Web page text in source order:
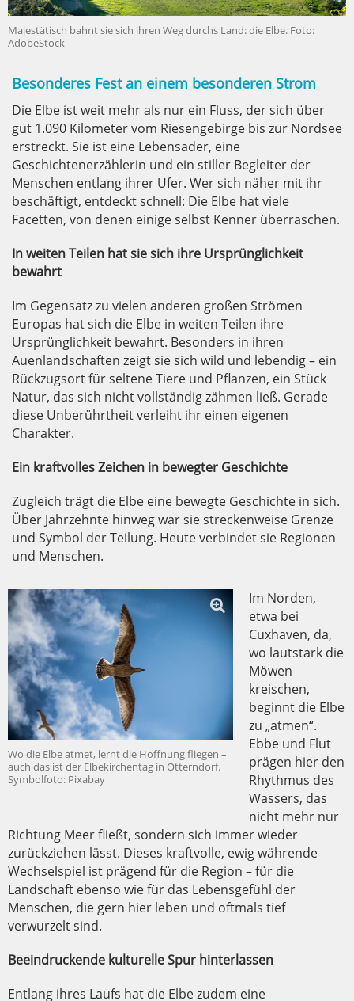
Majestätisch bahnt sie sich ihren Weg durchs Land: die Elbe. Foto:
AdobeStock
Besonderes Fest an einem besonderen Strom
Die Elbe ist weit mehr als nur ein Fluss, der sich über
gut 1.090 Kilometer vom Riesengebirge bis zur Nordsee
erstreckt. Sie ist eine Lebensader, eine
Geschichtenerzählerin und ein stiller Begleiter der
Menschen entlang ihrer Ufer. Wer sich näher mit ihr
beschäftigt, entdeckt schnell: Die Elbe hat viele
Facetten, von denen einige selbst Kenner überraschen.
In weiten Teilen hat sie sich ihre Ursprünglichkeit
bewahrt
Im Gegensatz zu vielen anderen großen Strömen
Europas hat sich die Elbe in weiten Teilen ihre
Ursprünglichkeit bewahrt. Besonders in ihren
Auenlandschaften zeigt sie sich wild und lebendig – ein
Rückzugsort für seltene Tiere und Pflanzen, ein Stück
Natur, das sich nicht vollständig zähmen ließ. Gerade
diese Unberührtheit verleiht ihr einen eigenen
Charakter.
Ein kraftvolles Zeichen in bewegter Geschichte
Zugleich trägt die Elbe eine bewegte Geschichte in sich.
Über Jahrzehnte hinweg war sie streckenweise Grenze
und Symbol der Teilung. Heute verbindet sie Regionen
und Menschen.
Wo die Elbe atmet, lernt die Hoffnung fliegen –
auch das ist der Elbekirchentag in Otterndorf.
Symbolfoto: Pixabay
Im Norden,
etwa bei
Cuxhaven, da,
wo lautstark die
Möwen
kreischen,
beginnt die Elbe
zu „atmen“.
Ebbe und Flut
prägen hier den
Rhythmus des
Wassers, das
nicht mehr nur
Richtung Meer fließt, sondern sich immer wieder
zurückziehen lässt. Dieses kraftvolle, ewig währende
Wechselspiel ist prägend für die Region – für die
Landschaft ebenso wie für das Lebensgefühl der
Menschen, die gern hier leben und oftmals tief
verwurzelt sind.
Beeindruckende kulturelle Spur hinterlassen
Entlang ihres Laufs hat die Elbe zudem eine